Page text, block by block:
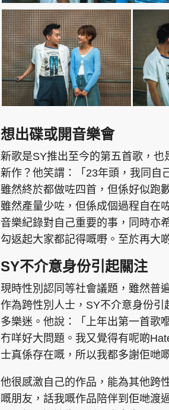
想出碟或開音樂會
新歌是SY推出至今的第五首歌，
新作？他笑謂：「23年頭，我同自
雖然終於都做咗四首，但係好似跑
雖然產量少咗，但係成個過程自在
音樂紀錄對自己重要的事，同時亦
勾返起大家都記得嘅嘢。至於再大
SY不介意身份引起關注
現時性別認同等社會議題，雖然普
作為跨性別人士，SY不介意身份
多樂迷。他說：「上年出第一首歌
冇咩好大問題。我又覺得有呢啲
士真係存在嘅，所以我都多謝佢哋
他很感激自己的作品，能為其他跨
嘅朋友，話我嘅作品陪伴到佢哋渡